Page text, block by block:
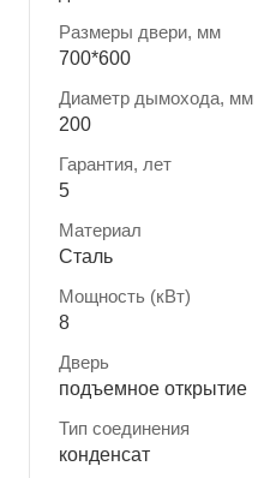
Размеры двери, мм
700*600
Диаметр дымохода, мм
200
Гарантия, лет
5
Материал
Сталь
Мощность (кВт)
8
Дверь
подъемное открытие
Тип соединения
конденсат